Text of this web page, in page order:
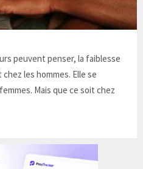
peuvent penser, la faiblesse
les hommes. Elle se
Mais que ce soit chez